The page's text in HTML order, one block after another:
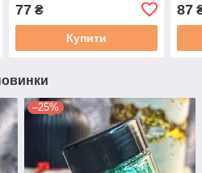
77₴
Купити
мл
87
–25%